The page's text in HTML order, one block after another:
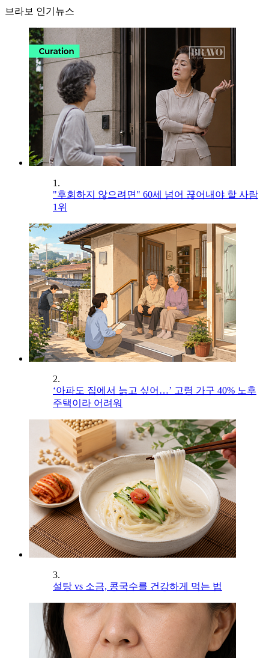
브라보 인기뉴스
1.
"후회하지 않으려면" 60세 넘어 끊어내야 할 사람
1위
2.
‘아파도 집에서 늙고 싶어…’ 고령 가구 40% 노후
주택이라 어려워
3.
설탕 vs 소금, 콩국수를 건강하게 먹는 법